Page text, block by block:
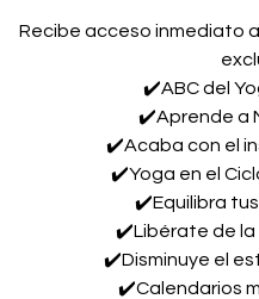
Recibe acceso inmediato
✔️ABC del
✔️Aprende a
✔️Acaba con el
✔️Yoga en el
✔️Equilibra tus
✔️Libérate de la
✔️Disminuye el
✔️Calendarios